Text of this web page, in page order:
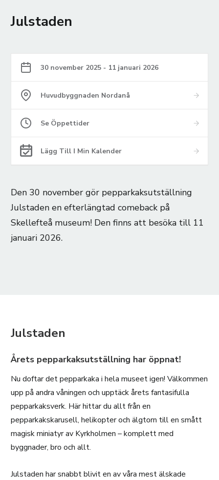
Julstaden
30 november 2025 - 11 januari 2026
Huvudbyggnaden Nordanå
Se Öppettider
Lägg Till I Min Kalender
Den 30 november gör pepparkaksutställning
Julstaden en efterlängtad comeback på
Skellefteå museum! Den finns att besöka till 11
januari 2026.
Julstaden
Årets pepparkaksutställning har öppnat!
Nu doftar det pepparkaka i hela museet igen! Välkommen
upp på andra våningen och upptäck årets fantasifulla
pepparkaksverk. Här hittar du allt från en
pepparkakskarusell, helikopter och älgtorn till en smått
magisk miniatyr av Kyrkholmen – komplett med
byggnader, bro och allt.
Julstaden har snabbt blivit en av våra mest älskade